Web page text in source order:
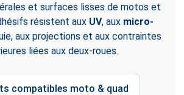
et surfaces lisses de motos et
résistent aux UV, aux micro-
aux projections et aux contraintes
liées aux deux-roues.
compatibles moto & quad